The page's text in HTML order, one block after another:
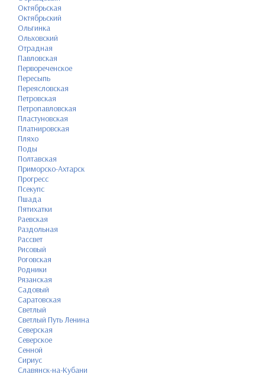
Октябрьская
Октябрьский
Ольгинка
Ольховский
Отрадная
Павловская
Первореченское
Пересыпь
Переясловская
Петровская
Петропавловская
Пластуновская
Платнировская
Пляхо
Поды
Полтавская
Приморско-Ахтарск
Прогресс
Псекупс
Пшада
Пятихатки
Раевская
Раздольная
Рассвет
Рисовый
Роговская
Родники
Рязанская
Садовый
Саратовская
Светлый
Светлый Путь Ленина
Северская
Северское
Сенной
Сириус
Славянск-на-Кубани